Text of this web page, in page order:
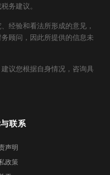
务建议。
经验和看法所形成的意见，
顾问，因此所提供的信息未
议您根据自身情况，咨询具
联系
声明
政策